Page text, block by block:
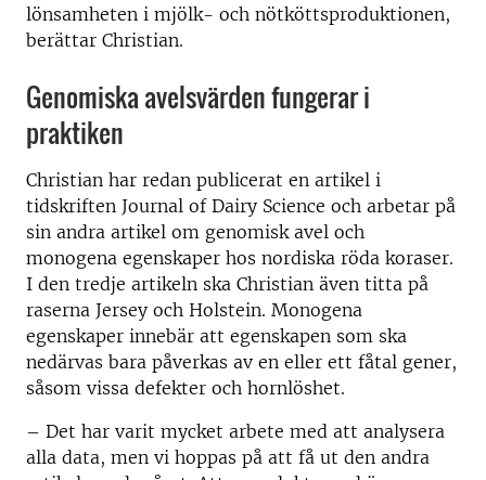
lönsamheten i mjölk- och nötköttsproduktionen,
berättar Christian.
Genomiska avelsvärden fungerar i
praktiken
Christian har redan publicerat en artikel i
tidskriften Journal of Dairy Science och arbetar på
sin andra artikel om genomisk avel och
monogena egenskaper hos nordiska röda koraser.
I den tredje artikeln ska Christian även titta på
raserna Jersey och Holstein. Monogena
egenskaper innebär att egenskapen som ska
nedärvas bara påverkas av en eller ett fåtal gener,
såsom vissa defekter och hornlöshet.
– Det har varit mycket arbete med att analysera
alla data, men vi hoppas på att få ut den andra